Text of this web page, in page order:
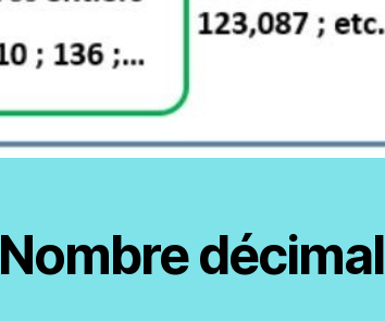
Nombre décimal